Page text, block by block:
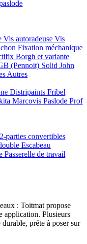
Vis autoradeuse Vis
Fixation méchanique
Borgh et variante
(Pennoit) Solid John
Autres
Distripaints Fribel
Marcovis Paslode Prof
parties convertibles
Escabeau
Passerelle de travail
: Toitmat propose
application. Plusieurs
prête à poser sur